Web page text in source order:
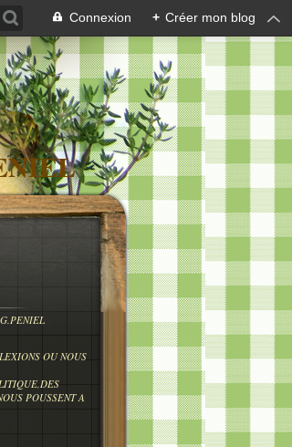
Connexion + Créer mon blog
OU NOUS
POUSSENT A